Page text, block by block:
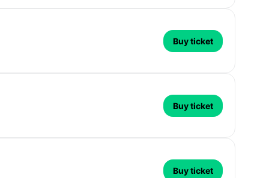
Buy ticket
Buy ticket
Buy ticket